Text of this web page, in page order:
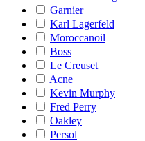
Garnier
Karl Lagerfeld
Moroccanoil
Boss
Le Creuset
Acne
Kevin Murphy
Fred Perry
Oakley
Persol